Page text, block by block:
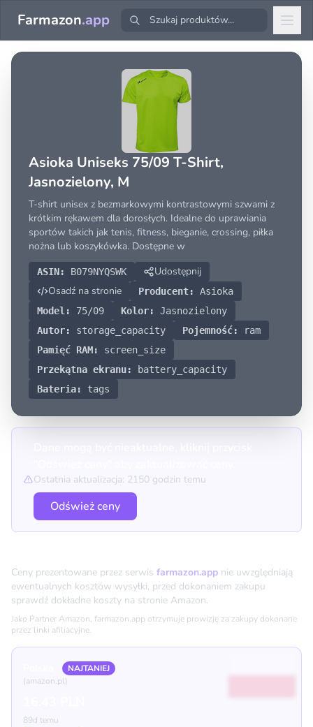
Farmazon.app
Asioka Uniseks 75/09 T-Shirt,
Jasnozielony, M
T-shirt unisex z bezmarkowymi kontrastowymi szwami z
krótkim rękawem dla dorosłych. Idealne do uprawiania
sportów takich jak tenis, fitness, bieganie, crossing, piłka
nożna lub koszykówka. Dostępne w
ASIN: B079NYQSWK
Udostępnij
Osadź na stronie
Producent:
Asioka
Model:
75/09 Kolor:
Jasnozielony
Autor:
storage_capacity Pojemność:
ram
Pamięć RAM:
screen_size
Przekątna ekranu:
battery_capacity
Bateria:
tags
Ostatnia aktualizacja: 2150 godzin temu
Odśwież ceny
Ceny prezentowane przez serwis farmazon.app nie uwzględniają
ewentualnych kosztów wysyłki, przed dokonaniem zakupu
sprawdź dokładne koszty na stronie Amazon.
Jako Partner Amazon, farmazon.app otrzymuje prowizję za zakupy dokonane
przez linki afiliacyjne.
NAJTANIEJ
(amazon.pl)
89d temu